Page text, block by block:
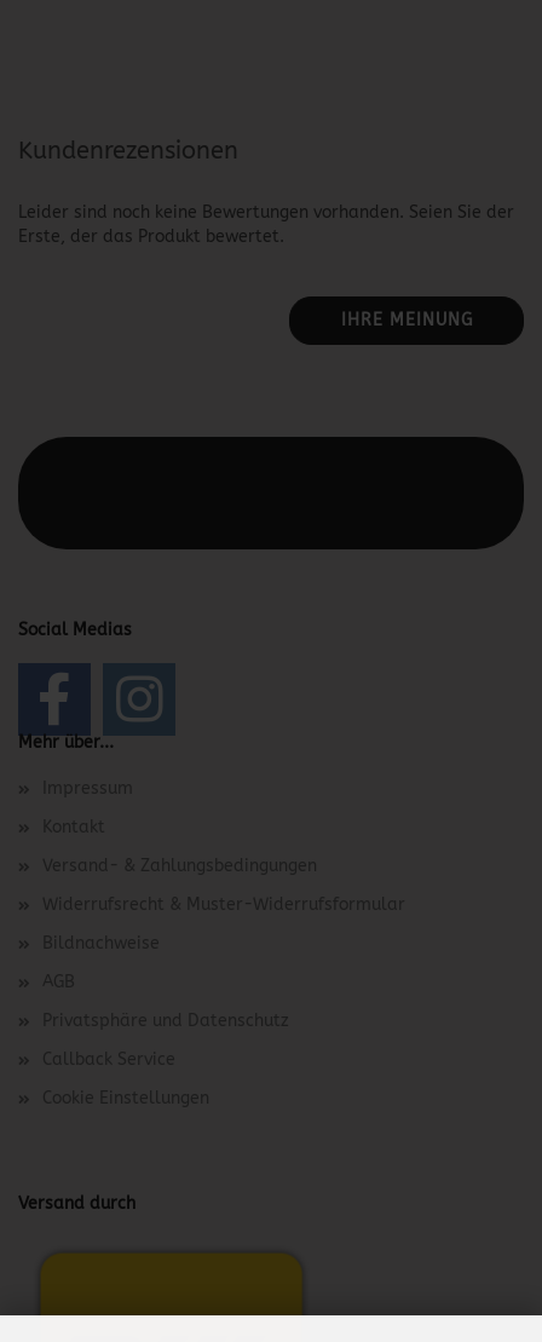
Kundenrezensionen
Leider sind noch keine Bewertungen vorhanden. Seien Sie der
Erste, der das Produkt bewertet.
IHRE MEINUNG
Social Medias
Mehr über...
Impressum
Kontakt
Versand- & Zahlungsbedingungen
Widerrufsrecht & Muster-Widerrufsformular
Bildnachweise
AGB
Privatsphäre und Datenschutz
Callback Service
Cookie Einstellungen
Versand durch